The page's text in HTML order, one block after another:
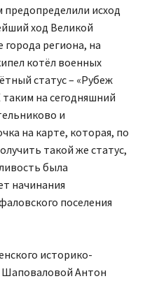
исход
ход Великой
региона, на
котёл военных
статус – «Рубеж
на сегодняшний
и
на карте, которая, по
такой же статус,
была
начинания
поселения
историко-
Шаповаловой Антон